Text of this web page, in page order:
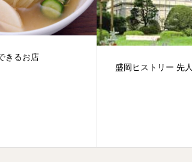
きるお店
盛岡ヒストリー 先人